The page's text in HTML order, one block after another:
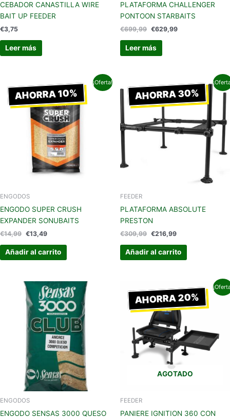
CEBADOR CANASTILLA WIRE
BAIT UP FEEDER
€3,75
Leer más
PLATAFORMA CHALLENGER
PONTOON STARBAITS
€699,99 €629,99
Leer más
¡Oferta!
AHORRA 10%
ENGODOS
ENGODO SUPER CRUSH
EXPANDER SONUBAITS
€14,99
precio
original
era:
€14,99.
€13,49
precio
actual
es:
€13,49.
Añadir al carrito
AHORRA 30%
FEEDER
PLATAFORMA ABSOLUTE
PRESTON
€309,99
precio
original
era:
€309,99.
€216,99
precio
actual
es:
Añadir al carrito
ENGODOS
ENGODO SENSAS 3000 QUESO
AHORRA 20%
AGOTADO
FEEDER
PANIERE IGNITION 360 CON
precio
original
era:
€299,99.
precio
actual
es:
€239,99.